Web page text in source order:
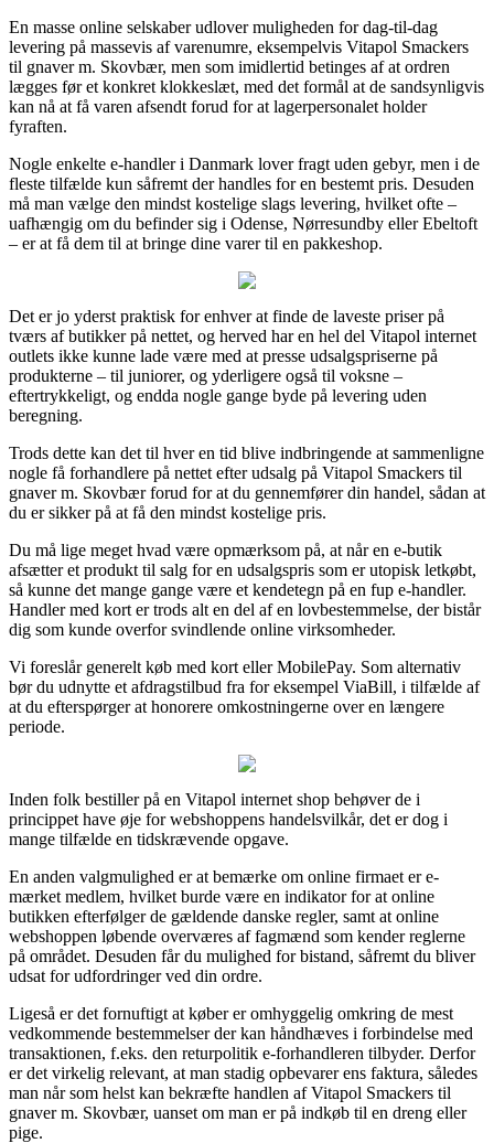
En masse online selskaber udlover muligheden for dag-til-dag
levering på massevis af varenumre, eksempelvis Vitapol Smackers
til gnaver m. Skovbær, men som imidlertid betinges af at ordren
lægges før et konkret klokkeslæt, med det formål at de sandsynligvis
kan nå at få varen afsendt forud for at lagerpersonalet holder
fyraften.
Nogle enkelte e-handler i Danmark lover fragt uden gebyr, men i de
fleste tilfælde kun såfremt der handles for en bestemt pris. Desuden
må man vælge den mindst kostelige slags levering, hvilket ofte –
uafhængig om du befinder sig i Odense, Nørresundby eller Ebeltoft
– er at få dem til at bringe dine varer til en pakkeshop.
Det er jo yderst praktisk for enhver at finde de laveste priser på
tværs af butikker på nettet, og herved har en hel del Vitapol internet
outlets ikke kunne lade være med at presse udsalgspriserne på
produkterne – til juniorer, og yderligere også til voksne –
eftertrykkeligt, og endda nogle gange byde på levering uden
beregning.
Trods dette kan det til hver en tid blive indbringende at sammenligne
nogle få forhandlere på nettet efter udsalg på Vitapol Smackers til
gnaver m. Skovbær forud for at du gennemfører din handel, sådan at
du er sikker på at få den mindst kostelige pris.
Du må lige meget hvad være opmærksom på, at når en e-butik
afsætter et produkt til salg for en udsalgspris som er utopisk letkøbt,
så kunne det mange gange være et kendetegn på en fup e-handler.
Handler med kort er trods alt en del af en lovbestemmelse, der bistår
dig som kunde overfor svindlende online virksomheder.
Vi foreslår generelt køb med kort eller MobilePay. Som alternativ
bør du udnytte et afdragstilbud fra for eksempel ViaBill, i tilfælde af
at du efterspørger at honorere omkostningerne over en længere
periode.
Inden folk bestiller på en Vitapol internet shop behøver de i
princippet have øje for webshoppens handelsvilkår, det er dog i
mange tilfælde en tidskrævende opgave.
En anden valgmulighed er at bemærke om online firmaet er e-
mærket medlem, hvilket burde være en indikator for at online
butikken efterfølger de gældende danske regler, samt at online
webshoppen løbende overværes af fagmænd som kender reglerne
på området. Desuden får du mulighed for bistand, såfremt du bliver
udsat for udfordringer ved din ordre.
Ligeså er det fornuftigt at køber er omhyggelig omkring de mest
vedkommende bestemmelser der kan håndhæves i forbindelse med
transaktionen, f.eks. den returpolitik e-forhandleren tilbyder. Derfor
er det virkelig relevant, at man stadig opbevarer ens faktura, således
man når som helst kan bekræfte handlen af Vitapol Smackers til
gnaver m. Skovbær, uanset om man er på indkøb til en dreng eller
pige.